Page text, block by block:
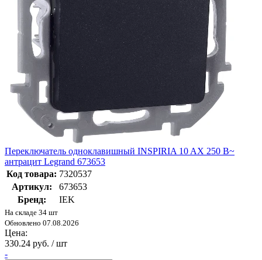
Переключатель одноклавишный INSPIRIA 10 AX 250 В~
антрацит Legrand 673653
Код товара: 7320537
Артикул:
673653
Бренд:
IEK
На складе 34 шт
Обновлено 07.08.2026
Цена:
330.24 руб. / шт
-